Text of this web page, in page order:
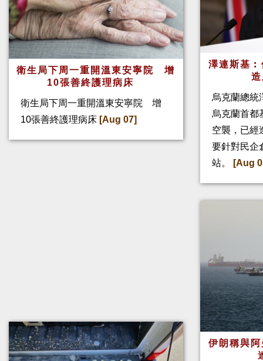
衛生局下周一重開溫東安寧院 增
10張善終護理病床
衛生局下周一重開溫東安寧院 增
10張善終護理病床 [Aug 07]
澤連斯基
烏克蘭總統
烏克蘭首都
空襲，已經
要針對民企
站。
[Aug
伊朗稱與